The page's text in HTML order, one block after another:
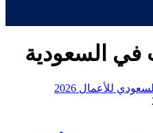
السعودية